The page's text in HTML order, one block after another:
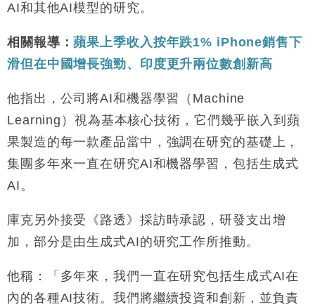
粦接任
13:44
財經｜內地7月美元計價出口增近24%勝預期 貿易順
12:44
財經｜日本春季三度入市撐日圓 4月單日斥6.28萬億
日圓干預創新高
11:12
國際｜特朗普料美伊戰事快結束 承認部分彈藥庫存緊
張
15:59
財經｜SA售股自救後再出手 斥4億美元押注未上市公
AI和其他AI模型的研究。
相關報導：蘋果上季收入按年跌1% iPhone銷售下
滑但在中國增長強勁、印度更升兩位數創新高
他指出，公司將AI和機器學習（Machine
Learning）視為基本核心技術，它們幾乎嵌入到蘋
果製造的每一款產品當中，強調在研究的基礎上，
集團多年來一直在研究AI和機器學習，包括生成式
AI。
庫克另外接受《路透》採訪時承認，研發支出增
加，部分是由生成式AI的研究工作所推動。
他稱：「多年來，我們一直在研究包括生成式AI在
內的各種AI技術。我們將繼續投資和創新，並負責